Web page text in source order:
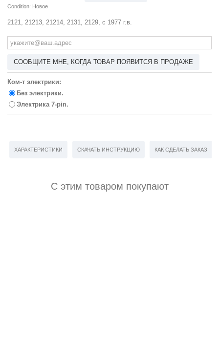
Condition: Новое
2121, 21213, 21214, 2131, 2129, с 1977 г.в.
СООБЩИТЕ МНЕ, КОГДА ТОВАР ПОЯВИТСЯ В ПРОДАЖЕ
Ком-т электрики:
Без электрики.
Электрика 7-pin.
ХАРАКТЕРИСТИКИ СКАЧАТЬ ИНСТРУКЦИЮ КАК СДЕЛАТЬ ЗАКАЗ
С этим товаром покупают